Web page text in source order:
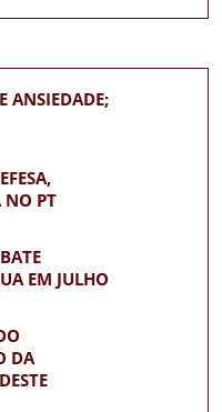
ANSIEDADE;
NO PT
EM JULHO
DA